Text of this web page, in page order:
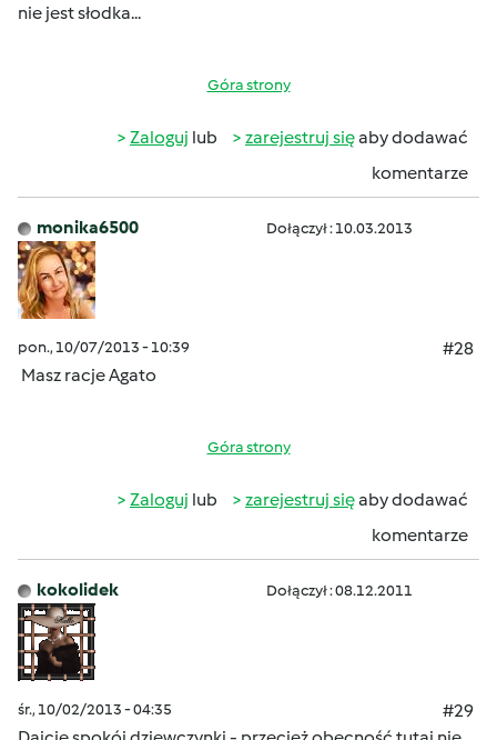
nie jest słodka...
Góra strony
Zaloguj lub zarejestruj sięaby dodawać
komentarze
monika6500 Dołączył : 10.03.2013
pon., 10/07/2013 - 10:39
#28
Masz racje Agato
Góra strony
Zaloguj lub zarejestruj sięaby dodawać
komentarze
kokolidek Dołączył : 08.12.2011
śr., 10/02/2013 - 04:35
#29